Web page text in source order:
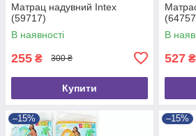
Матрац надувний Intex
(59717)
В наявності
255 ₴ 300 ₴
Купити
В
527 ₴
–15% –15%